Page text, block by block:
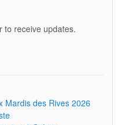
to receive updates.
Mardis des Rives 2026